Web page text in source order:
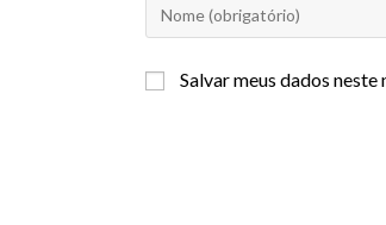
Salvar meus dados